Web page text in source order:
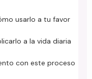
usarlo a tu favor
a la vida diaria
con este proceso